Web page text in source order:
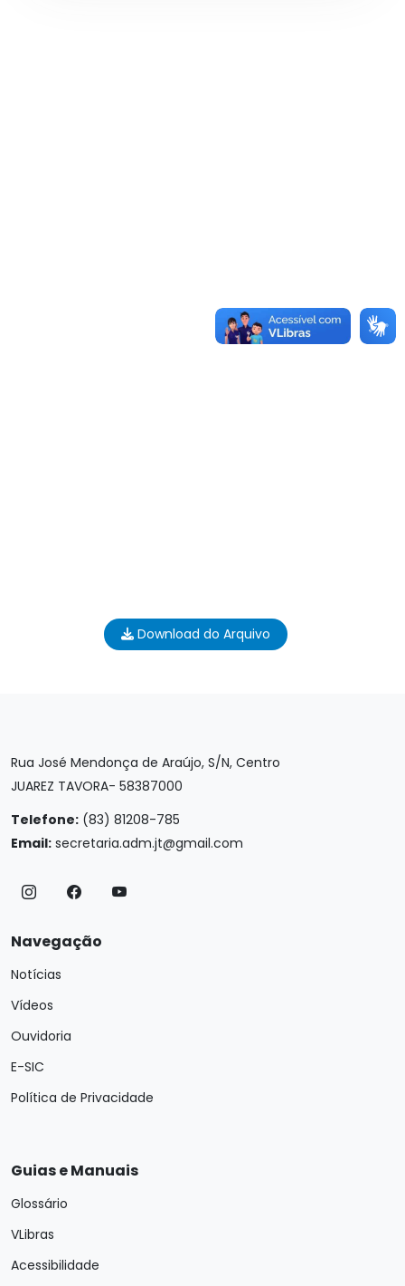
Download do Arquivo
Rua José Mendonça de Araújo, S/N, Centro
JUAREZ TAVORA- 58387000
Telefone: (83) 81208-785
Email: secretaria.adm.jt@gmail.com
Navegação
Notícias
Vídeos
Ouvidoria
E-SIC
Política de Privacidade
Guias e Manuais
Glossário
VLibras
Acessibilidade